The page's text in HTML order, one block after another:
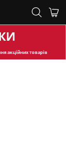
акційних товарів